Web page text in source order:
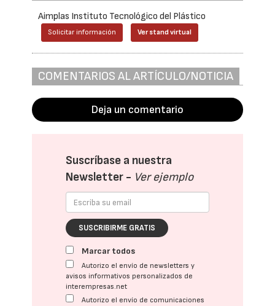
Aimplas Instituto Tecnológico del Plástico
Solicitar información Ver stand virtual
COMENTARIOS AL ARTÍCULO/NOTICIA
Deja un comentario
Suscríbase a nuestra
Newsletter - Ver ejemplo
SUSCRIBIRME GRATIS
Marcar todos
Autorizo el envío de newsletters y
avisos informativos personalizados de
interempresas.net
Autorizo el envío de comunicaciones